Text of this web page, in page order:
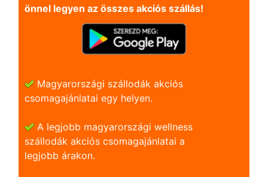
önnel legyen az összes akciós szállás!
Magyarországi szállodák akciós
csomagajánlatai egy helyen.
A legjobb magyarországi wellness
szállodák akciós csomagajánlatai a
legjobb árakon.